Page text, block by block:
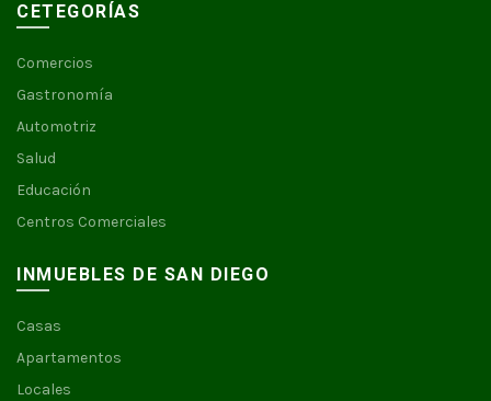
CETEGORÍAS
Comercios
Gastronomía
Automotriz
Salud
Educación
Centros Comerciales
INMUEBLES DE SAN DIEGO
Casas
Apartamentos
Locales